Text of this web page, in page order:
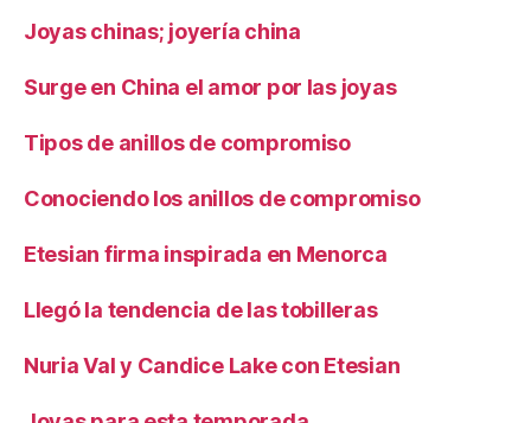
Joyas chinas; joyería china
Surge en China el amor por las joyas
Tipos de anillos de compromiso
Conociendo los anillos de compromiso
Etesian firma inspirada en Menorca
Llegó la tendencia de las tobilleras
Nuria Val y Candice Lake con Etesian